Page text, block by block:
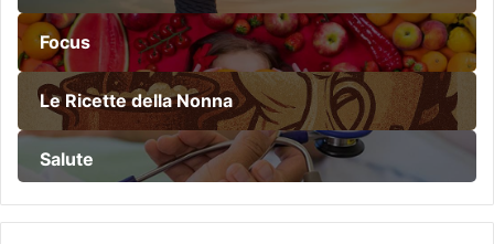
h
i
Focus
Le Ricette della Nonna
Salute